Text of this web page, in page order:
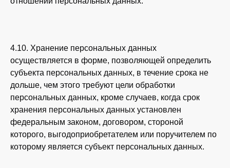
4.10. Хранение персональных данных
осуществляется в форме, позволяющей определить
субъекта персональных данных, в течение срока не
дольше, чем этого требуют цели обработки
персональных данных, кроме случаев, когда срок
хранения персональных данных установлен
федеральным законом, договором, стороной
которого, выгодоприобретателем или поручителем по
которому является субъект персональных данных.